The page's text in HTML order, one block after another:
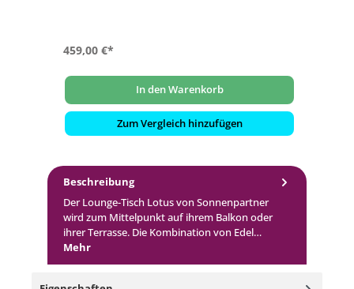
459,00 €*
In den Warenkorb
Zum Vergleich hinzufügen
Beschreibung
Der Lounge-Tisch Lotus von Sonnenpartner
wird zum Mittelpunkt auf ihrem Balkon oder
ihrer Terrasse. Die Kombination von Edel…
Mehr